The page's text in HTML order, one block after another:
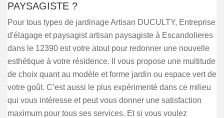
PAYSAGISTE ?
Pour tous types de jardinage Artisan DUCULTY, Entreprise
d'élagage et paysagist artisan paysagiste à Escandolieres
dans le 12390 est votre atout pour redonner une nouvelle
esthétique à votre résidence. Il vous propose une multitude
de choix quant au modèle et forme jardin ou espace vert de
votre goût. C’est aussi le plus expérimenté dans ce milieu
qui vous intéresse et peut vous donner une satisfaction
maximum pour tous ses services. Et si vous voulez